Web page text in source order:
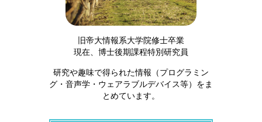
旧帝大情報系大学院修士卒業
現在、博士後期課程特別研究員
研究や趣味で得られた情報（プログラミン
グ・音声学・ウェアラブルデバイス等）をま
とめています。